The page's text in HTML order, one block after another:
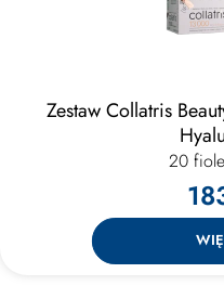
Zestaw Collatris
20